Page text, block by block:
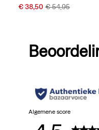
Sale
€ 38,50 Original
€ 54,95
Algemene score